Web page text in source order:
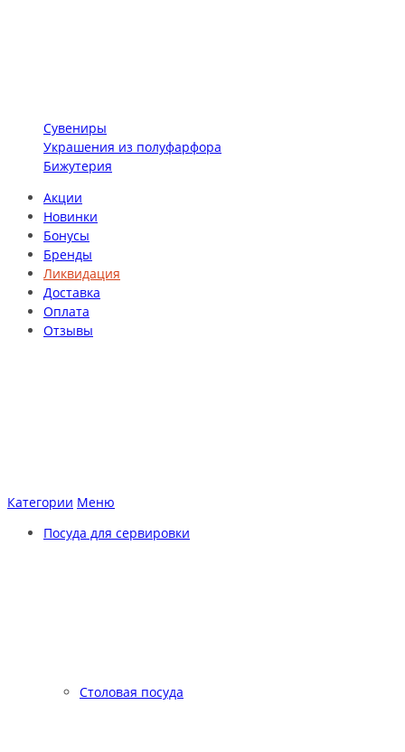
Сувениры
Украшения из полуфарфора
Бижутерия
Акции
Новинки
Бонусы
Бренды
Ликвидация
Доставка
Оплата
Отзывы
Категории Меню
Посуда для сервировки
Столовая посуда